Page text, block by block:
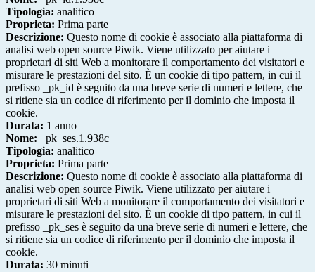
Tipologia: analitico
Proprieta: Prima parte
Descrizione: Questo nome di cookie è associato alla piattaforma di
analisi web open source Piwik. Viene utilizzato per aiutare i
proprietari di siti Web a monitorare il comportamento dei visitatori e
misurare le prestazioni del sito. È un cookie di tipo pattern, in cui il
prefisso _pk_id è seguito da una breve serie di numeri e lettere, che
si ritiene sia un codice di riferimento per il dominio che imposta il
cookie.
Durata: 1 anno
Nome: _pk_ses.1.938c
Tipologia: analitico
Proprieta: Prima parte
Descrizione: Questo nome di cookie è associato alla piattaforma di
analisi web open source Piwik. Viene utilizzato per aiutare i
proprietari di siti Web a monitorare il comportamento dei visitatori e
misurare le prestazioni del sito. È un cookie di tipo pattern, in cui il
prefisso _pk_ses è seguito da una breve serie di numeri e lettere, che
si ritiene sia un codice di riferimento per il dominio che imposta il
cookie.
Durata: 30 minuti